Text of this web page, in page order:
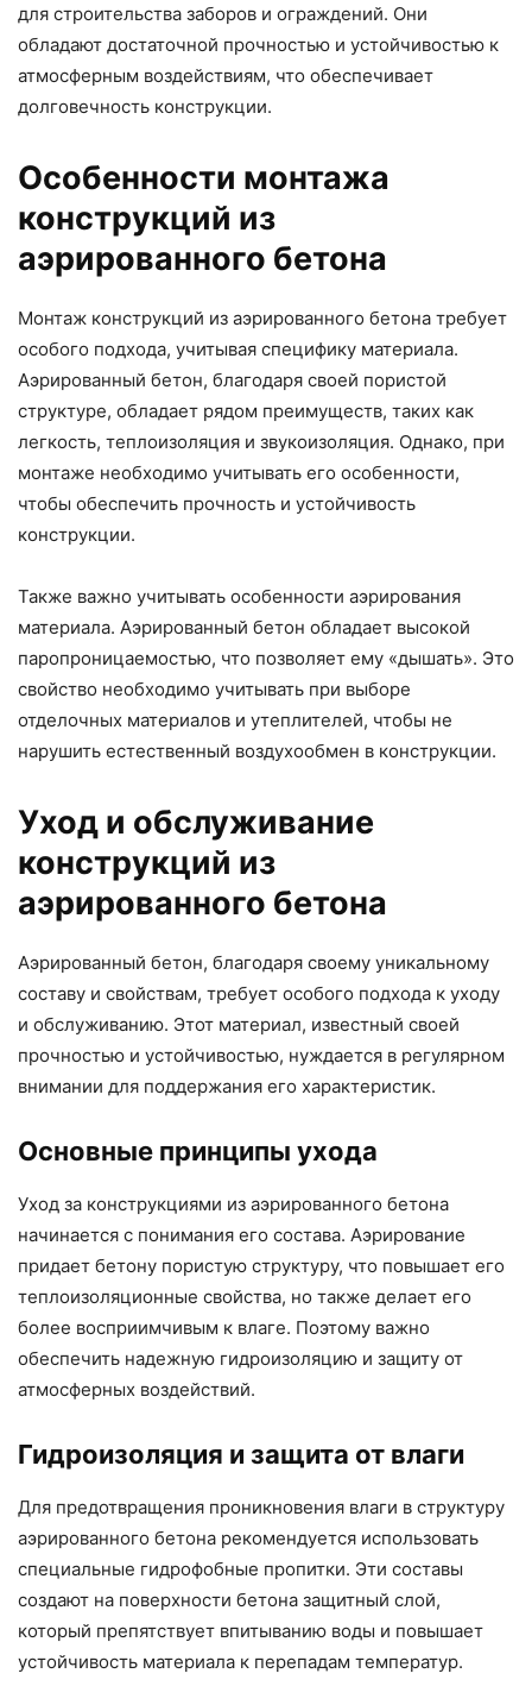
для строительства заборов и ограждений. Они
обладают достаточной прочностью и устойчивостью к
атмосферным воздействиям, что обеспечивает
долговечность конструкции.
Особенности монтажа
конструкций из
аэрированного бетона
Монтаж конструкций из аэрированного бетона требует
особого подхода, учитывая специфику материала.
Аэрированный бетон, благодаря своей пористой
структуре, обладает рядом преимуществ, таких как
легкость, теплоизоляция и звукоизоляция. Однако, при
монтаже необходимо учитывать его особенности,
чтобы обеспечить прочность и устойчивость
конструкции.
Также важно учитывать особенности аэрирования
материала. Аэрированный бетон обладает высокой
паропроницаемостью, что позволяет ему «дышать». Это
свойство необходимо учитывать при выборе
отделочных материалов и утеплителей, чтобы не
нарушить естественный воздухообмен в конструкции.
Уход и обслуживание
конструкций из
аэрированного бетона
Аэрированный бетон, благодаря своему уникальному
составу и свойствам, требует особого подхода к уходу
и обслуживанию. Этот материал, известный своей
прочностью и устойчивостью, нуждается в регулярном
внимании для поддержания его характеристик.
Основные принципы ухода
Уход за конструкциями из аэрированного бетона
начинается с понимания его состава. Аэрирование
придает бетону пористую структуру, что повышает его
теплоизоляционные свойства, но также делает его
более восприимчивым к влаге. Поэтому важно
обеспечить надежную гидроизоляцию и защиту от
атмосферных воздействий.
Гидроизоляция и защита от влаги
Для предотвращения проникновения влаги в структуру
аэрированного бетона рекомендуется использовать
специальные гидрофобные пропитки. Эти составы
создают на поверхности бетона защитный слой,
который препятствует впитыванию воды и повышает
устойчивость материала к перепадам температур.